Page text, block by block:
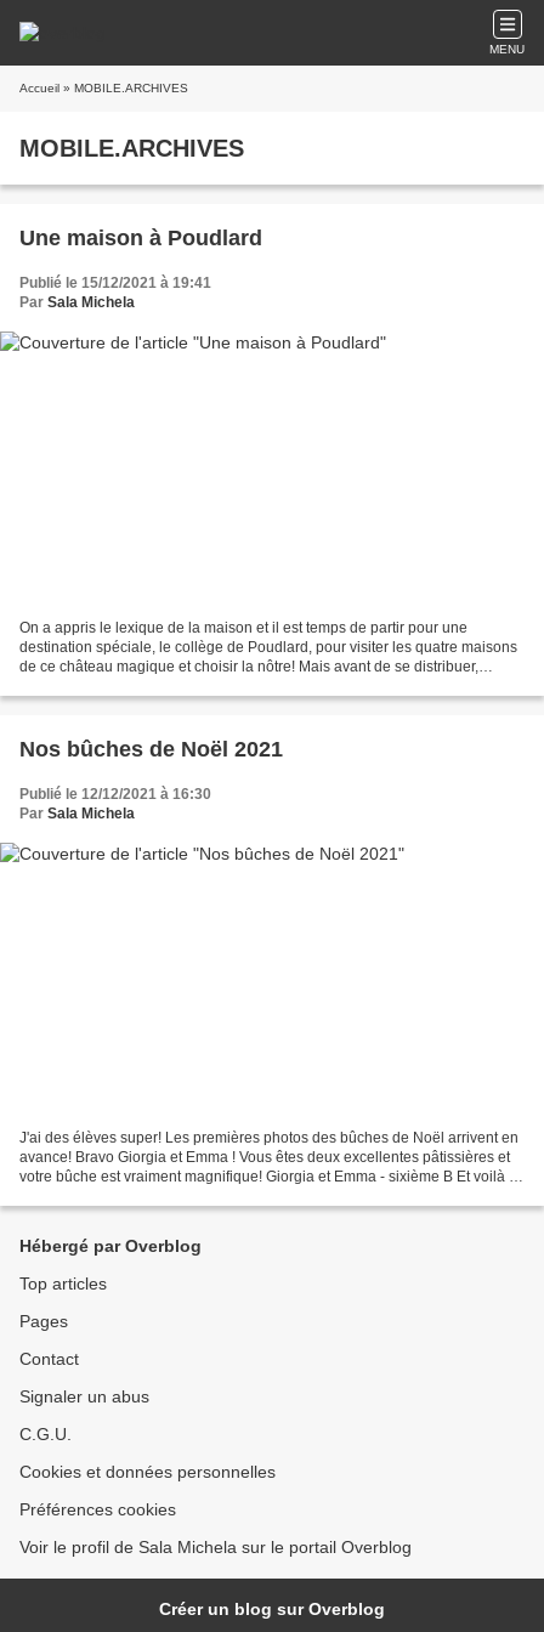
MENU
Accueil » MOBILE.ARCHIVES
MOBILE.ARCHIVES
Une maison à Poudlard
Publié le 15/12/2021 à 19:41
Par Sala Michela
On a appris le lexique de la maison et il est temps de partir pour une
destination spéciale, le collège de Poudlard, pour visiter les quatre maisons
de ce château magique et choisir la nôtre! Mais avant de se distribuer,
Nos bûches de Noël 2021
Publié le 12/12/2021 à 16:30
Par Sala Michela
J'ai des élèves super! Les premières photos des bûches de Noël arrivent en
avance! Bravo Giorgia et Emma ! Vous êtes deux excellentes pâtissières et
votre bûche est vraiment magnifique! Giorgia et Emma - sixième B Et voilà la
Hébergé par Overblog
Top articles
Pages
Contact
Signaler un abus
C.G.U.
Cookies et données personnelles
Préférences cookies
Voir le profil de Sala Michela sur le portail Overblog
Créer un blog sur Overblog